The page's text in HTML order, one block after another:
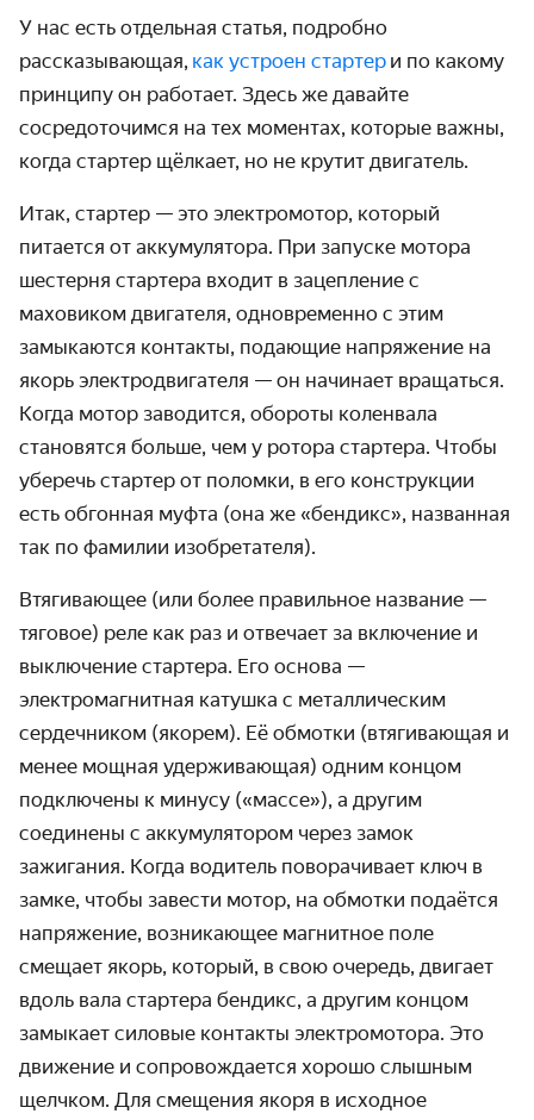
У нас есть отдельная статья, подробно
рассказывающая, как устроен стартер и по какому
принципу он работает. Здесь же давайте
сосредоточимся на тех моментах, которые важны,
когда стартер щёлкает, но не крутит двигатель.
Итак, стартер — это электромотор, который
питается от аккумулятора. При запуске мотора
шестерня стартера входит в зацепление с
маховиком двигателя, одновременно с этим
замыкаются контакты, подающие напряжение на
якорь электродвигателя — он начинает вращаться.
Когда мотор заводится, обороты коленвала
становятся больше, чем у ротора стартера. Чтобы
уберечь стартер от поломки, в его конструкции
есть обгонная муфта (она же «бендикс», названная
так по фамилии изобретателя).
Втягивающее (или более правильное название —
тяговое) реле как раз и отвечает за включение и
выключение стартера. Его основа —
электромагнитная катушка с металлическим
сердечником (якорем). Её обмотки (втягивающая и
менее мощная удерживающая) одним концом
подключены к минусу («массе»), а другим
соединены с аккумулятором через замок
зажигания. Когда водитель поворачивает ключ в
замке, чтобы завести мотор, на обмотки подаётся
напряжение, возникающее магнитное поле
смещает якорь, который, в свою очередь, двигает
вдоль вала стартера бендикс, а другим концом
замыкает силовые контакты электромотора. Это
движение и сопровождается хорошо слышным
щелчком. Для смещения якоря в исходное